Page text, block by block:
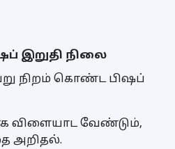
இறுதி நிலை
நிறம் கொண்ட பிஷப்
விளையாட வேண்டும்,
அறிதல்.